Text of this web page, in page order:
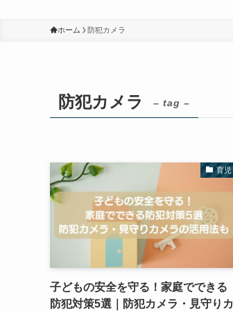
ホーム 防犯カメラ
防犯カメラ – tag –
育児
子どもの安全を守る！家庭でできる
防犯対策5選｜防犯カメラ・見守りカ